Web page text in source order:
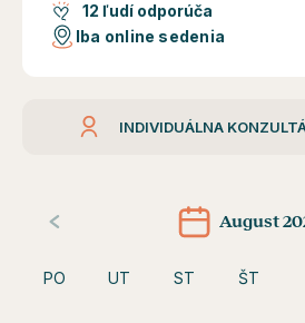
12 ľudí odporúča
Iba online sedenia
INDIVIDUÁLNA
August
PO UT ST ŠT